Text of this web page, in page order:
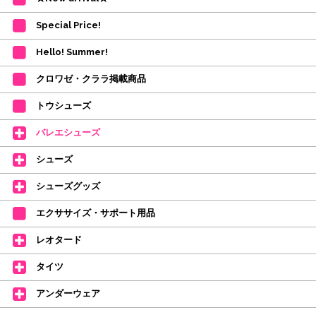
間を目安として下さい。
・在庫の確保は発送の直前に行います。カートに入れて注文完了となって
ご注文商品が在庫切れの場合は、上記お目安の頃にご連絡させていただき
カード決済をされたお客様は決済金額の変更をさせていただきます。
【ミルバ×たけいみき】オリジナルタオルが新登場!
レッスンのお供にはもちろん、毎日の持ち歩きやギフトにもぴったりのミル
バオリジナルタオルです。
たけいみきさんが描く「夢かわいい」バレエイラストが、そのままタオルに
なりました。
デラロミラノ2026コレクションの販売を開始しました☆
↑ご購入頂いたお客様に、デラロミラノのロゴ入りボールペンをプレゼント
中。
(お一人様1本限りになります)
価格改定のお知らせ
2026年4月1日よりシューズ全般、衣類など商品を値上げしました。
何卒ご理解いただけますようお願い申し上げます
【シューズのフィッティングについて】
Special Price!
Hello! Summer!
クロワゼ・クララ掲載商品
トウシューズ
バレエシューズ
シューズ
シューズグッズ
エクササイズ・サポート用品
レオタード
タイツ
アンダーウェア